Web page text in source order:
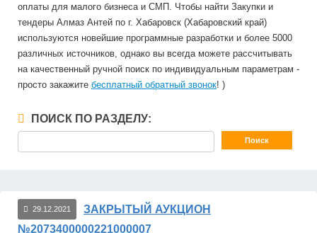
оплаты для малого бизнеса и СМП. Чтобы найти Закупки и
тендеры Алмаз Антей по г. Хабаровск (Хабаровский край)
используются новейшие программные разработки и более 5000
различных источников, однако вы всегда можете рассчитывать
на качественный ручной поиск по индивидуальным параметрам -
просто закажите бесплатный обратный звонок! )
ПОИСК ПО РАЗДЕЛУ:
29.12.2021
ЗАКРЫТЫЙ АУКЦИОН
№2073400000221000007